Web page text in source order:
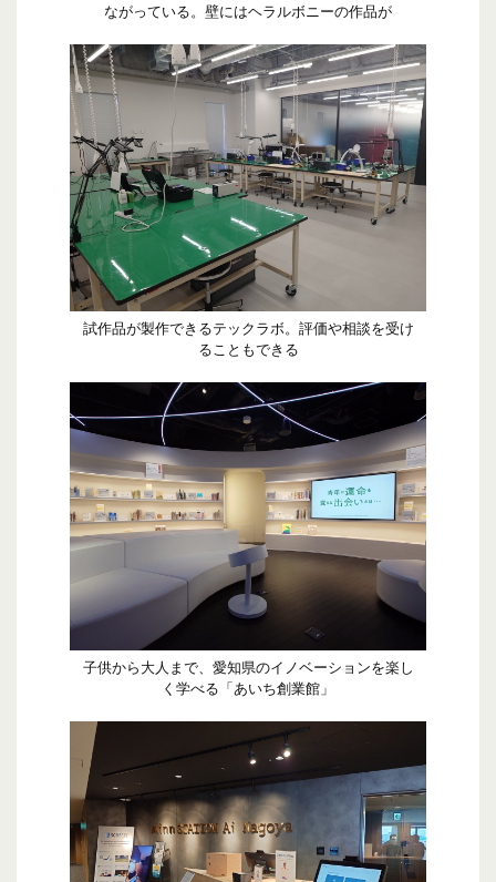
ながっている。壁にはヘラルボニーの作品が
試作品が製作できるテックラボ。評価や相談を受け
ることもできる
子供から大人まで、愛知県のイノベーションを楽し
く学べる「あいち創業館」